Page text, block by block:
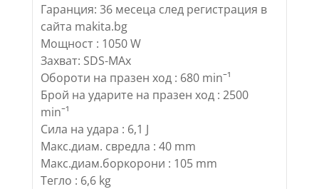
Гаранция: 36 месеца след регистрация в
сайта makita.bg
Мощност : 1050 W
Захват: SDS-MAx
Обороти на празен ход : 680 minˉ¹
Брой на ударите на празен ход : 2500
minˉ¹
Сила на удара : 6,1 J
Макс.диам. свредла : 40 mm
Макс.диам.боркорони : 105 mm
Тегло : 6,6 kg